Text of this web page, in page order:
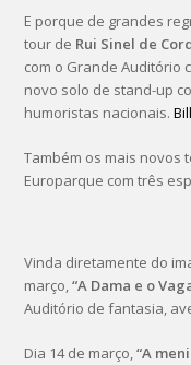
E porque de grandes
tour de Rui Sinel de
com o Grande Auditório
novo solo de stand-up
humoristas nacionais.
Também os mais novos
Europarque com três
Vinda diretamente do
março,“A Dama e o
Auditório de fantasia,
Dia 14 de março,“A